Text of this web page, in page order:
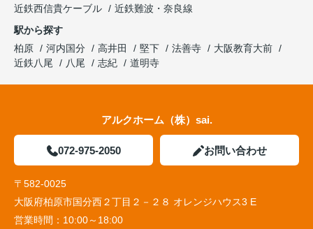
近鉄西信貴ケーブル
近鉄難波・奈良線
駅から探す
柏原
河内国分 高井田 堅下 法善寺
大阪教育大前
近鉄八尾
八尾 志紀 道明寺
アルクホーム（株）sai.
072-975-2050 お問い合わせ
〒582-0025
大阪府柏原市国分西２丁目２－２８ オレンジハウス3 E
営業時間： 10:00～18:00